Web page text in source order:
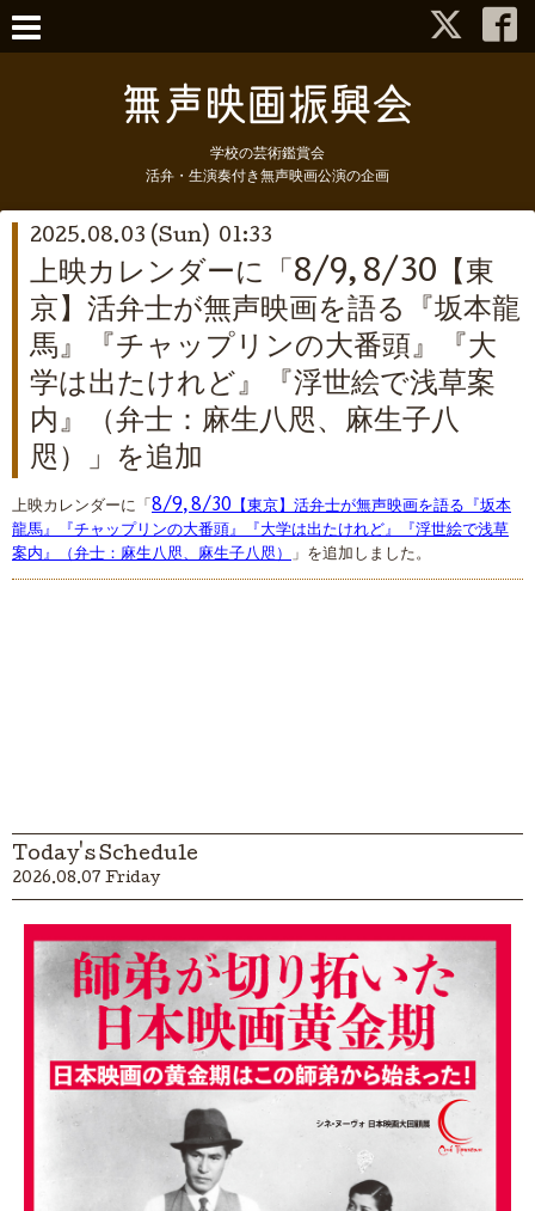
学校の芸術鑑賞会
活弁・生演奏付き無声映画公演の企画
2025.08.03 (Sun) 01:33
上映カレンダーに「8/9, 8/30【東
京】活弁士が無声映画を語る『坂本龍
馬』『チャップリンの大番頭』『大
学は出たけれど』『浮世絵で浅草案
内』（弁士：麻生八咫、麻生子八
咫）」を追加
上映カレンダーに「 8/9, 8/30【東京】活弁士が無声映画を語る『坂本
龍馬』『チャップリンの大番頭』『大学は出たけれど』『浮世絵で浅草
案内』（弁士：麻生八咫、麻生子八咫） 」を追加しました。
Today's Schedule
2026.08.07 Friday